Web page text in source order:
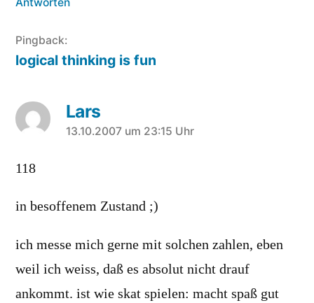
Pingback:
logical thinking is fun
Lars
sagt:
13.10.2007 um 23:15 Uhr
118
in besoffenem Zustand ;)
ich messe mich gerne mit solchen zahlen, eben
weil ich weiss, daß es absolut nicht drauf
ankommt. ist wie skat spielen: macht spaß gut